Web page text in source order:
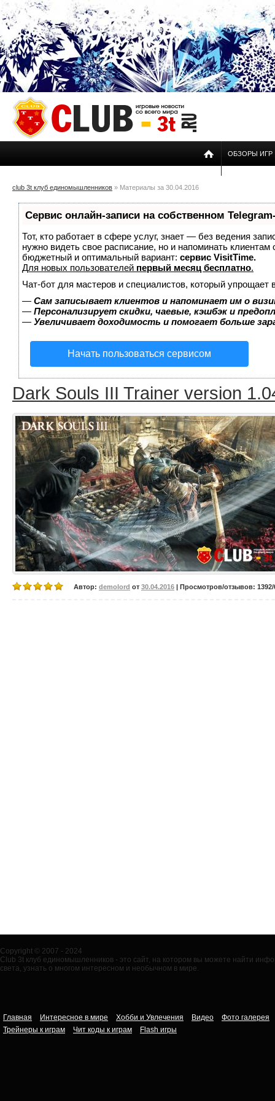
ОБЗОРЫ ИГР
club 3t клуб единомышленников » Материалы за 30.04.2016
Сервис онлайн-записи на собственном
Тот, кто работает в сфере услуг, знает — без ведения
нужно видеть свое расписание, но и напоминать
бюджетный и оптимальный вариант: сервис VisitTime.
Для новых пользователей первый месяц бесплатно.
Чат-бот для мастеров и специалистов, который упрощает
— Сам записывает клиентов и напоминает им о
— Персонализирует скидки, чаевые, кэшбэк и
— Увеличивает доходимость и помогает больше
Начать пользоваться сервисом
Dark Souls III Trainer version
Автор: demolord от 30.04.2016 | Просмотров/отзывов: 1392/
Copyright © 2007 - 2024
Club 3t клуб единомышленников - это сайт, на котором вы можете найти
света, узнать о многом интересном и необычном в мире.
Главная Интересное в мире Хобби и Увлечения Видео
Фото галерея
Трейнеры к играм
Чит коды к играм Flash игры